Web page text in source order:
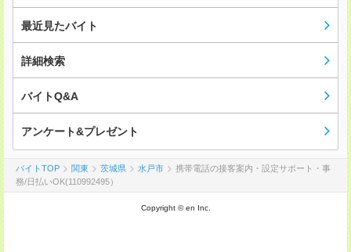
最近見たバイト
詳細検索
バイトQ&A
アンケート&プレゼント
バイトTOP 関東 茨城県 水戸市
携帯電話の接客案内・設定サポート・事
務/日払いOK(110992495）
Copyright © en Inc.